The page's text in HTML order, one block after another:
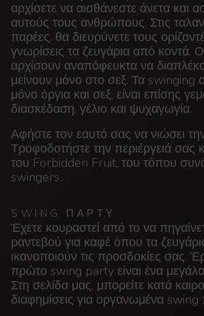
αρχίσετε να αισθάνεστε άνετα και
αυτούς τους ανθρώπους. Στις
παρέες, θα διευρύνετε τους
γνωρίσεις τα ζευγάρια από κοντά.
αρχίσουν αναπόφευκτα να
μείνουν μόνο στο σεξ. Τα swinging
μόνο όργια και σεξ, είναι επίσης
διασκέδαση, γέλιο και ψυχαγωγία.
Αφήστε τον εαυτό σας να νιώσει
Τροφοδοτήστε την περιέργειά σας
του Forbidden Fruit, του τόπου
swingers..
SWING ΠΑΡΤΥ
Έχετε κουραστεί από το να
ραντεβού για καφέ όπου τα
ικανοποιούν τις προσδοκίες σας.
πρώτο swing party είναι ένα
Στη σελίδα μας, μπορείτε κατά
διαφημίσεις για οργανωμένα swing